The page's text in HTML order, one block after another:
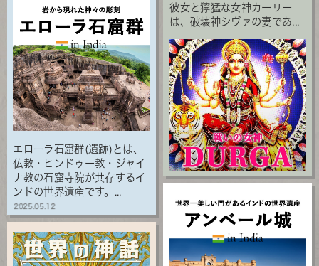
エローラ石窟群(遺跡)とは、
仏教・ヒンドゥー教・ジャイ
ナ教の石窟寺院が共存するイ
ンドの世界遺産です。...
2025.05.12
彼女と獰猛な女神カーリー
は、破壊神シヴァの妻であ...